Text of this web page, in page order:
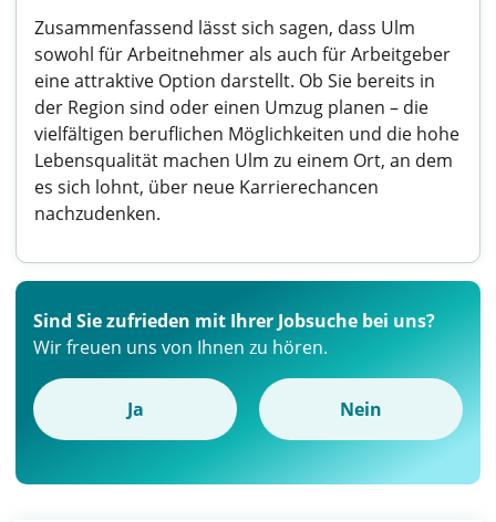
Zusammenfassend lässt sich sagen, dass Ulm
sowohl für Arbeitnehmer als auch für Arbeitgeber
eine attraktive Option darstellt. Ob Sie bereits in
der Region sind oder einen Umzug planen – die
vielfältigen beruflichen Möglichkeiten und die hohe
Lebensqualität machen Ulm zu einem Ort, an dem
es sich lohnt, über neue Karrierechancen
nachzudenken.
Sind Sie zufrieden mit Ihrer Jobsuche bei uns?
Wir freuen uns von Ihnen zu hören.
Ja Nein